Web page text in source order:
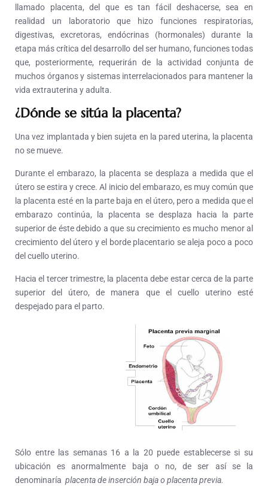
llamado placenta, del que es tan fácil deshacerse, sea en
realidad un laboratorio que hizo funciones respiratorias,
digestivas, excretoras, endócrinas (hormonales) durante la
etapa más crítica del desarrollo del ser humano, funciones todas
que, posteriormente, requerirán de la actividad conjunta de
muchos órganos y sistemas interrelacionados para mantener la
vida extrauterina y adulta.
¿Dónde se sitúa la placenta?
Una vez implantada y bien sujeta en la pared uterina, la placenta
no se mueve.
Durante el embarazo, la placenta se desplaza a medida que el
útero se estira y crece. Al inicio del embarazo, es muy común que
la placenta esté en la parte baja en el útero, pero a medida que el
embarazo continúa, la placenta se desplaza hacia la parte
superior de éste debido a que su crecimiento es mucho menor al
crecimiento del útero y el borde placentario se aleja poco a poco
del cuello uterino.
Hacia el tercer trimestre, la placenta debe estar cerca de la parte
superior del útero, de manera que el cuello uterino esté
despejado para el parto.
Sólo entre las semanas 16 a la 20 puede establecerse si su
ubicación es anormalmente baja o no, de ser así se la
denominaría placenta de inserción baja o placenta previa.